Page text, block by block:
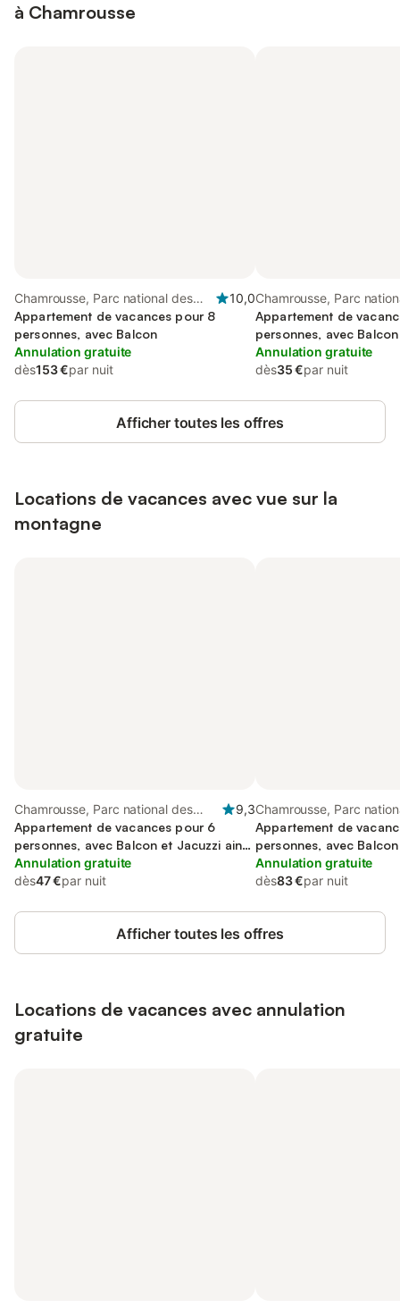
à Chamrousse
Chamrousse, Parc national des
Écrins
10,0
Appartement de vacances pour 8
personnes, avec Balcon
Annulation gratuite
dès153 €par nuit
Chamrousse, Parc
Écrins
Appartement de
personnes, avec Balcon
Annulation gratuite
dès35 €par nuit
Afficher toutes les offres
Locations de vacances avec vue sur la
montagne
Chamrousse, Parc national des
Écrins
9,3
Appartement de vacances pour 6
personnes, avec Balcon et Jacuzzi ainsi
que Piscine et Sauna
Annulation gratuite
dès47 €par nuit
Chamrousse, Parc
Écrins
Appartement de
personnes, avec Balcon
Annulation gratuite
dès83 €par nuit
Afficher toutes les offres
Locations de vacances avec annulation
gratuite